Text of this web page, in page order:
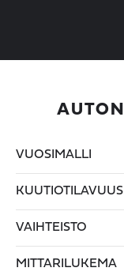
VUOSIMALLI
KUUTIOTILAVUUS
VAIHTEISTO
MITTARILUKEMA